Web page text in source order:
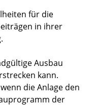
für die
in ihrer
Ausbau
kann.
die Anlage den
der